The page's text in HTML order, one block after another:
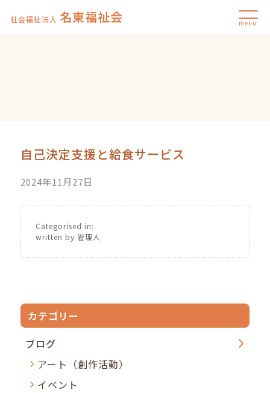
社会福祉法人 名東福祉会 menu
自己決定支援と給食サービス
2024年11月27日
Categorised in:
written by 管理人
カテゴリー
ブログ
アート（創作活動）
イベント